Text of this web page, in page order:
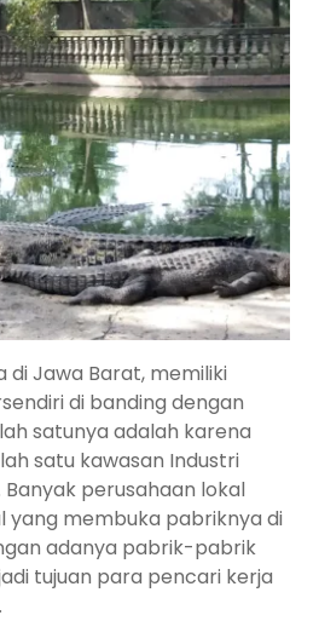
di Jawa Barat, memiliki
di banding dengan
satunya adalah karena
satu kawasan Industri
perusahaan lokal
yang membuka pabriknya di
adanya pabrik-pabrik
tujuan para pencari kerja